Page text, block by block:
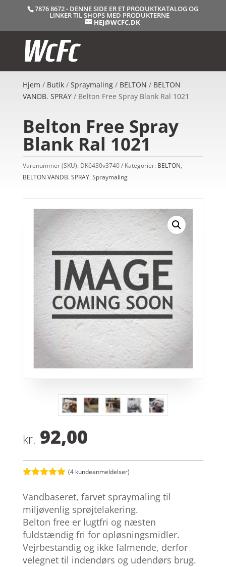
7876 8672 - DENNE SIDE ER ET PRODUKTKATALOG OG
LINKER TIL SHOPS MED PRODUKTERNE
HEJ@WCFC.DK
Hjem / Butik/ Spraymaling/ BELTON / BELTON
VANDB. SPRAY/ Belton Free Spray Blank Ral 1021
Belton Free Spray
Blank Ral 1021
Varenummer (SKU): DK6430v3740 Kategorier: BELTON,
BELTON VANDB. SPRAY, Spraymaling
kr. 92,00
ud af 5
baseret på
kundebedøm
melser
(4 kundeanmeldelser)
Vandbaseret, farvet spraymaling til
miljøvenlig sprøjtelakering.
Belton free er lugtfri og næsten
fuldstændig fri for opløsningsmidler.
Vejrbestandig og ikke falmende, derfor
velegnet til indendørs og udendørs brug.